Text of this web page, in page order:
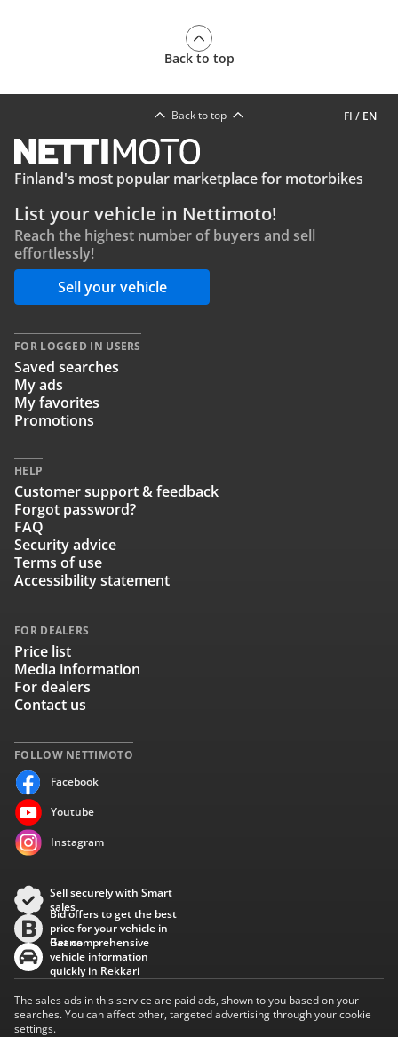
Back to top
FI / EN
Back to top
Finland's most popular marketplace for motorbikes
List your vehicle in Nettimoto!
Reach the highest number of buyers and sell
effortlessly!
Sell your vehicle
FOLLOW NETTIMOTO
Facebook
Youtube
Instagram
FOR LOGGED IN USERS
Saved searches
My ads
My favorites
Promotions
HELP
Customer support & feedback
Forgot password?
FAQ
Security advice
Terms of use
Accessibility statement
FOR DEALERS
Price list
Media information
For dealers
Contact us
Sell securely with Smart
sales
Bid offers to get the best
price for your vehicle in
Baana
Get comprehensive
vehicle information
quickly in Rekkari
The sales ads in this service are paid ads, shown to you based on your
searches. You can affect other, targeted advertising through your cookie
settings.